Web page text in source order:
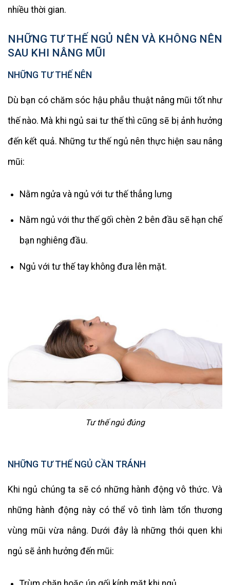
nhiều thời gian.
NHỮNG TƯ THẾ NGỦ NÊN VÀ KHÔNG NÊN
SAU KHI NÂNG MŨI
NHỮNG TƯ THẾ NÊN
Dù bạn có chăm sóc hậu phẫu thuật nâng mũi tốt như
thế nào. Mà khi ngủ sai tư thế thì cũng sẽ bị ảnh hưởng
đến kết quả. Những tư thế ngủ nên thực hiện sau nâng
mũi:
Nằm ngửa và ngủ với tư thế thẳng lưng
Nằm ngủ với thư thế gối chèn 2 bên đầu sẽ hạn chế
bạn nghiêng đầu.
Ngủ với tư thế tay không đưa lên mặt.
Tư thế ngủ đúng
NHỮNG TƯ THẾ NGỦ CẦN TRÁNH
Khi ngủ chúng ta sẽ có những hành động vô thức. Và
những hành động này có thể vô tình làm tổn thương
vùng mũi vừa nâng. Dưới đây là những thói quen khi
ngủ sẽ ảnh hưởng đến mũi: